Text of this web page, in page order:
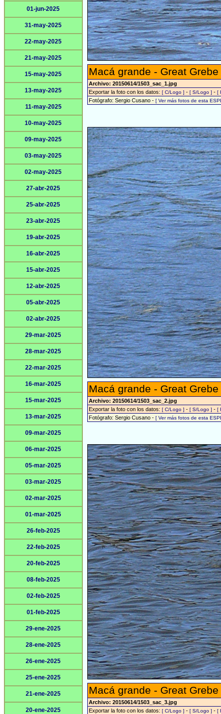
01-jun-2025
31-may-2025
22-may-2025
21-may-2025
15-may-2025
13-may-2025
11-may-2025
10-may-2025
09-may-2025
03-may-2025
02-may-2025
27-abr-2025
25-abr-2025
23-abr-2025
19-abr-2025
16-abr-2025
15-abr-2025
12-abr-2025
05-abr-2025
02-abr-2025
29-mar-2025
28-mar-2025
22-mar-2025
16-mar-2025
15-mar-2025
13-mar-2025
09-mar-2025
06-mar-2025
05-mar-2025
03-mar-2025
02-mar-2025
01-mar-2025
26-feb-2025
22-feb-2025
20-feb-2025
08-feb-2025
02-feb-2025
01-feb-2025
29-ene-2025
28-ene-2025
26-ene-2025
25-ene-2025
21-ene-2025
20-ene-2025
Macá grande - Great
Archivo: 20150614/1503_sac_1.jpg
Exportar la foto con los datos: [ C/Logo ] - [ S/Logo ] - [
Fotógrafo: Sergio Cusano - [ Ver más fotos de esta
Macá grande - Great
Archivo: 20150614/1503_sac_2.jpg
Exportar la foto con los datos: [ C/Logo ] - [ S/Logo ] - [
Fotógrafo: Sergio Cusano - [ Ver más fotos de esta
Macá grande - Great
Archivo: 20150614/1503_sac_3.jpg
Exportar la foto con los datos: [ C/Logo ] - [ S/Logo ] - [